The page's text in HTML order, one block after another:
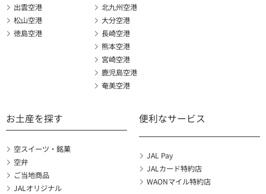
出雲空港
松山空港
徳島空港
北九州空港
大分空港
長崎空港
熊本空港
宮崎空港
鹿児島空港
奄美空港
お土産を探す
空スイーツ・銘菓
空弁
ご当地商品
JALオリジナル
便利なサービス
JAL Pay
JALカード特約店
WAONマイル特約店